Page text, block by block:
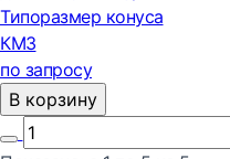
Типоразмер конуса
КМ3
по запросу
В корзину